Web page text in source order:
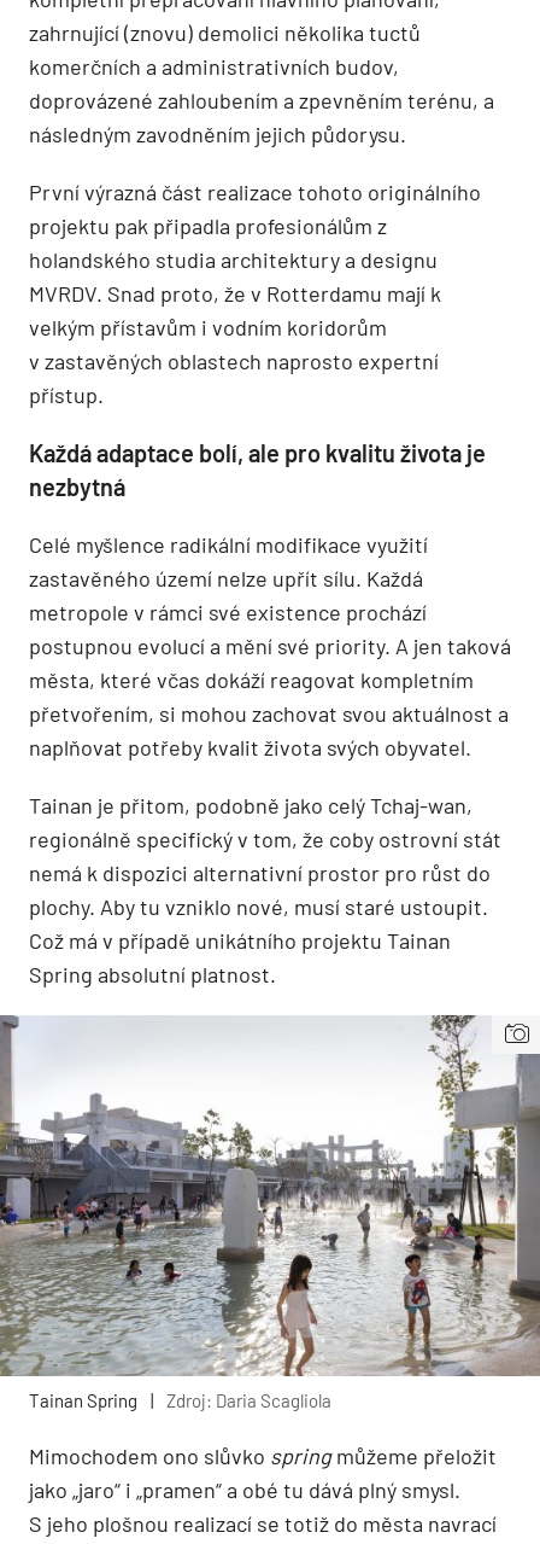
zahrnující (znovu) demolici několika tuctů
komerčních a administrativních budov,
doprovázené zahloubením a zpevněním terénu, a
následným zavodněním jejich půdorysu.
První výrazná část realizace tohoto originálního
projektu pak připadla profesionálům z
holandského studia architektury a designu
MVRDV. Snad proto, že v Rotterdamu mají k
velkým přístavům i vodním koridorům
v zastavěných oblastech naprosto expertní
přístup.
Každá adaptace bolí, ale pro kvalitu života je
nezbytná
Celé myšlence radikální modifikace využití
zastavěného území nelze upřít sílu. Každá
metropole v rámci své existence prochází
postupnou evolucí a mění své priority. A jen taková
města, které včas dokáží reagovat kompletním
přetvořením, si mohou zachovat svou aktuálnost a
naplňovat potřeby kvalit života svých obyvatel.
Tainan je přitom, podobně jako celý Tchaj-wan,
regionálně specifický v tom, že coby ostrovní stát
nemá k dispozici alternativní prostor pro růst do
plochy. Aby tu vzniklo nové, musí staré ustoupit.
Což má v případě unikátního projektu Tainan
Spring absolutní platnost.
Tainan Spring | Zdroj: Daria Scagliola
Mimochodem ono slůvko springmůžeme přeložit
jako „jaro“ i „pramen“ a obé tu dává plný smysl.
S jeho plošnou realizací se totiž do města navrací